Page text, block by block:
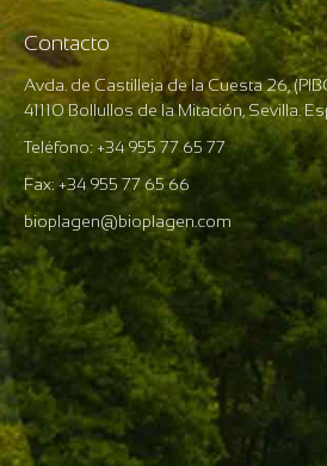
Contacto
Avda. de Castilleja de la Cuesta 26,
41110 Bollullos de la Mitación, Sevilla.
Teléfono: +34 955 77 65 77
Fax: +34 955 77 65 66
bioplagen@bioplagen.com